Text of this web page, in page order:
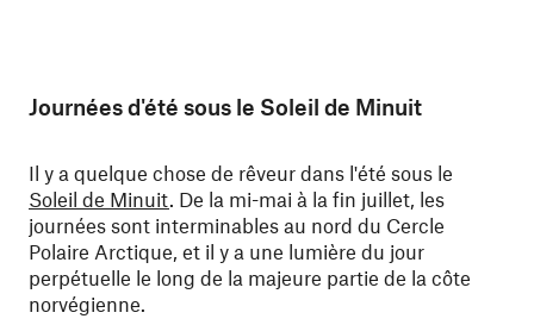
Journées d'été sous le Soleil de Minuit
Il y a quelque chose de rêveur dans l'été sous le
Soleil de Minuit . De la mi-mai à la fin juillet, les
journées sont interminables au nord du Cercle
Polaire Arctique, et il y a une lumière du jour
perpétuelle le long de la majeure partie de la côte
norvégienne.